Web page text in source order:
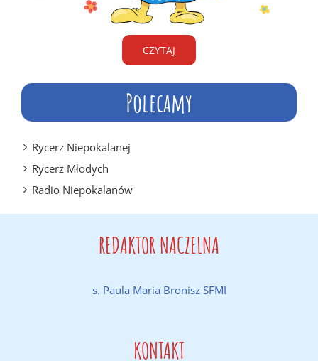
CZYTAJ
Polecamy
Rycerz Niepokalanej
Rycerz Młodych
Radio Niepokalanów
REDAKTOR NACZELNA
s. Paula Maria Bronisz SFMI
KONTAKT